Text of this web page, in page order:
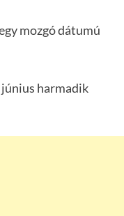
mozgó dátumú
harmadik